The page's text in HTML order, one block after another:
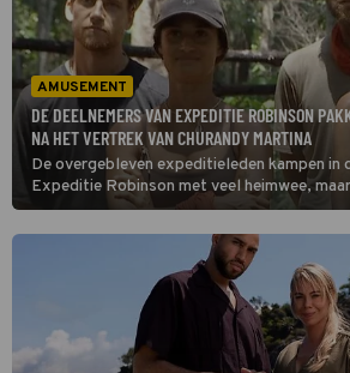
AMUSEMENT
DE DEELNEMERS VAN EXPEDITIE ROBINSON
NA HET VERTREK VAN CHURANDY MARTINA
De overgebleven expeditieleden kampen in
Expeditie Robinson met veel heimwee,
adembenemende immuniteitsproef kan dat
namelijk een boodschap van het thuisfront.